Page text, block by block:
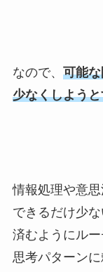
なので、 可能
少なくしよう
情報処理や意思
できるだけ少
済むようにル
思考パターンに